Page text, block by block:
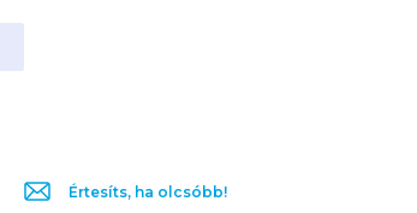
Értesíts, ha olcsóbb!